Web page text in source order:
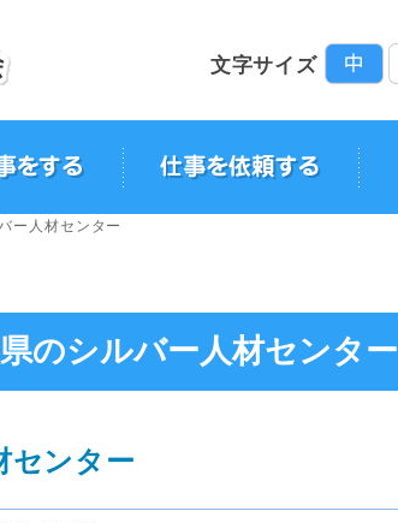
文字サイズ
ー人材センター
のシルバー人材センター
センター